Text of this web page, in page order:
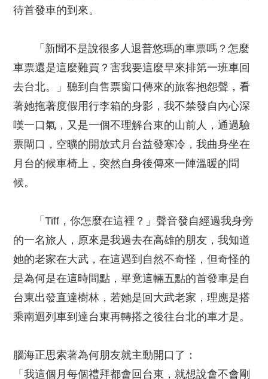
待首發車的到來。
「新聞不是說很多人退普悠瑪的車票嗎？怎麼
車票還是這麼難買？害我要這麼早來排第一班車回
去台北。」聽到自售票窗口傳來的旅客抱怨聲，看
著她拖著度假用行李箱的身影，我不禁發自內心深
嘆一口氣，又是一個不理解台東的山前人，通過驗
票閘口，空曠的開放式月台益發寒冷，我曲身坐在
月台的候車椅上，突然自身後傳來一陣溫暖的問
候。
「Tiff，你怎麼在這裡？」聲音發自經過我身旁
的一名旅人，原來是我過去在高雄的朋友，我知道
她的老家在大武，在這遇到自然不奇怪，但奇怪的
是為何是在這時間點，畢竟這輛五點的首發車是自
台東出發直達樹林，若她是回大武老家，理應是搭
乘南迴列車到達台東再轉搭之後往台北的車才是。
腦海正思索著為何朋友就主動開口了：
「我這個月每個禮拜都會回台東，就想說會不會剛